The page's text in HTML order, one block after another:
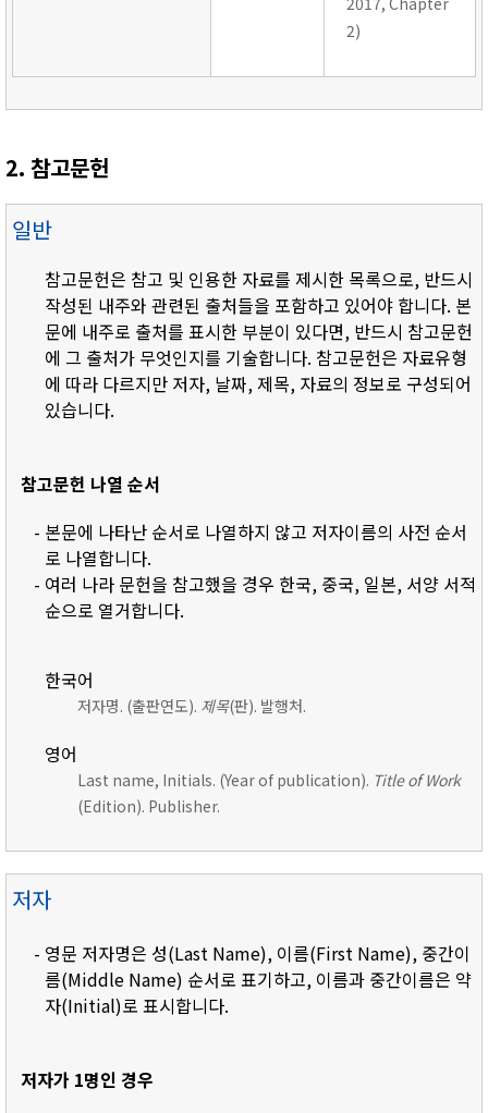
2)
2. 참고문헌
일반
참고문헌은 참고 및 인용한 자료를 제시한 목록으로, 반드시
작성된 내주와 관련된 출처들을 포함하고 있어야 합니다. 본
문에 내주로 출처를 표시한 부분이 있다면, 반드시 참고문헌
에 그 출처가 무엇인지를 기술합니다. 참고문헌은 자료유형
에 따라 다르지만 저자, 날짜, 제목, 자료의 정보로 구성되어
있습니다.
참고문헌 나열 순서
- 본문에 나타난 순서로 나열하지 않고 저자이름의 사전 순서
로 나열합니다.
- 여러 나라 문헌을 참고했을 경우 한국, 중국, 일본, 서양 서적
순으로 열거합니다.
한국어
저자명. (출판연도). 제목(판). 발행처.
영어
Last name, Initials. (Year of publication). Title of Work
(Edition). Publisher.
저자
- 영문 저자명은 성(Last Name), 이름(First Name), 중간이
름(Middle Name) 순서로 표기하고, 이름과 중간이름은 약
자(Initial)로 표시합니다.
저자가 1명인 경우